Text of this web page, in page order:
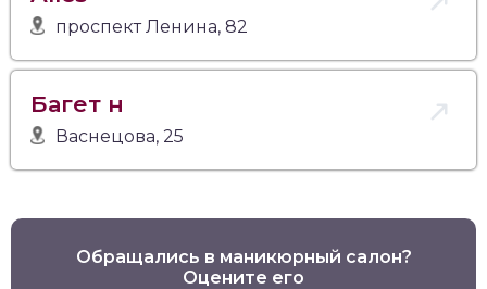
проспект Ленина, 82
Багет н
Васнецова, 25
Обращались в маникюрный салон?
Оцените его